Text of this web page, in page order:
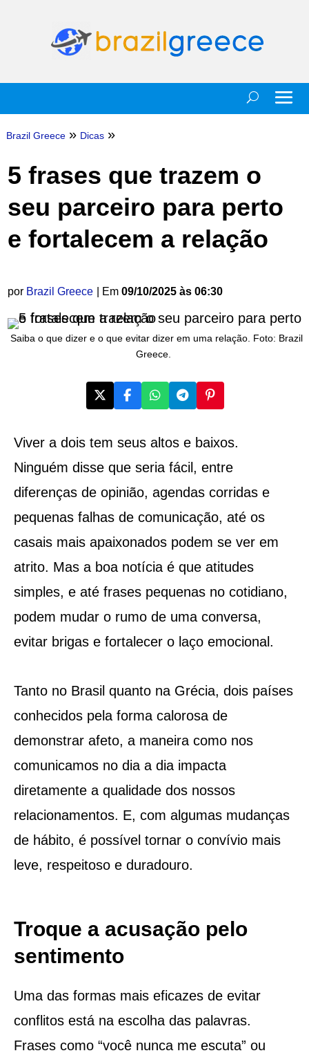
Brazil Greece » Dicas »
5 frases que trazem o
seu parceiro para perto
e fortalecem a relação
por Brazil Greece | Em 09/10/2025 às 06:30
Saiba o que dizer e o que evitar dizer em uma relação. Foto: Brazil
Greece.
Viver a dois tem seus altos e baixos.
Ninguém disse que seria fácil, entre
diferenças de opinião, agendas corridas e
pequenas falhas de comunicação, até os
casais mais apaixonados podem se ver em
atrito. Mas a boa notícia é que atitudes
simples, e até frases pequenas no cotidiano,
podem mudar o rumo de uma conversa,
evitar brigas e fortalecer o laço emocional.
Tanto no Brasil quanto na Grécia, dois países
conhecidos pela forma calorosa de
demonstrar afeto, a maneira como nos
comunicamos no dia a dia impacta
diretamente a qualidade dos nossos
relacionamentos. E, com algumas mudanças
de hábito, é possível tornar o convívio mais
leve, respeitoso e duradouro.
Troque a acusação pelo
sentimento
Uma das formas mais eficazes de evitar
conflitos está na escolha das palavras.
Frases como “você nunca me escuta” ou